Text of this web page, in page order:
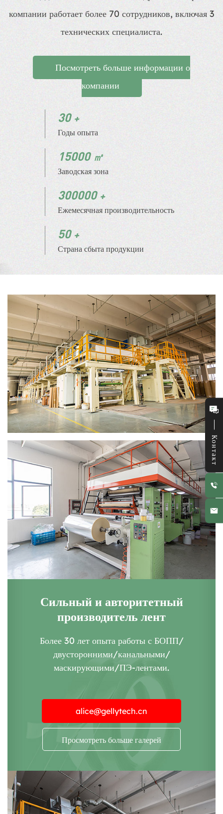
компании работает более 70 сотрудников, включая 3
технических специалиста.
Посмотреть больше информации о
компании
30
Годы опыта
15000
Заводская зона
300000
Ежемесячная производительность
50
Страна сбыта продукции
Сильный и авторитетный
производитель лент
Более 30 лет опыта работы с БОПП/
двусторонними/канальными/
маскирующими/ПЭ-лентами.
alice@gellytech.cn
Просмотреть больше галерей
Контакт